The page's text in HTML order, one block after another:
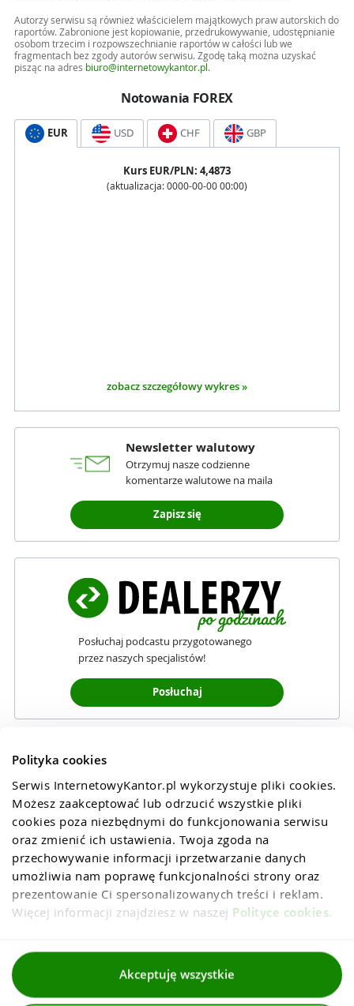
Polityka cookies
Serwis InternetowyKantor.pl wykorzystuje pliki cookies.
Możesz zaakceptować lub odrzucić wszystkie pliki
cookies poza niezbędnymi do funkcjonowania serwisu
oraz zmienić ich ustawienia. Twoja zgoda na
przechowywanie informacji iprzetwarzanie danych
umożliwia nam poprawę funkcjonalności strony oraz
prezentowanie Ci spersonalizowanych treści i reklam.
Więcej informacji znajdziesz w naszej Polityce cookies.
Akceptuję wszystkie
Autorzy serwisu są również właścicielem majątkowych praw autorskich do
raportów. Zabronione jest kopiowanie, przedrukowywanie, udostępnianie
osobom trzecim i rozpowszechnianie raportów w całości lub we
fragmentach bez zgody autorów serwisu. Zgodę taką można uzyskać
pisząc na adres biuro@internetowykantor.pl .
Notowania FOREX
EUR USD CHF GBP
Kurs EUR/PLN: 4,4873
(aktualizacja: 0000-00-00 00:00)
zobacz szczegółowy wykres »
Newsletter walutowy
Otrzymuj nasze codzienne
komentarze walutowe na maila
Zapisz się
Posłuchaj podcastu przygotowanego
przez naszych specjalistów!
Posłuchaj
Regulaminy